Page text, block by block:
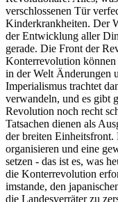
verschlossenen Tür
Kinderkrankheiten. Der
der Entwicklung aller
gerade. Die Front der
Konterrevolution
in der Welt Änderungen
Imperialismus trachtet
verwandeln, und es gibt
Revolution noch recht
Tatsachen dienen als
der breiten
organisieren und eine
setzen - das ist es, was
die Konterrevolution
imstande, den
die Landesverräter zu